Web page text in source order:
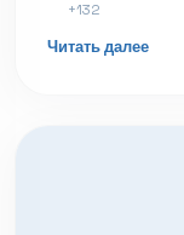
представляют
более уязвимы
+132
Читать далее